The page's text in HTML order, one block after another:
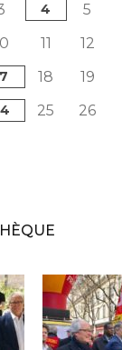
4 5
11 12
18 19
25 26